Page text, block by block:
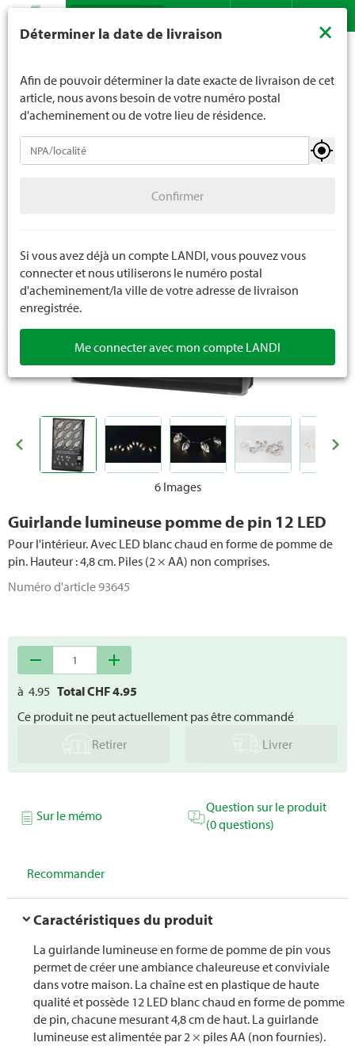
Recherche
6 Images
Guirlande lumineuse pomme de pin 12 LED
Pour l'intérieur. Avec LED blanc chaud en forme de pomme de
pin. Hauteur : 4,8 cm. Piles (2 × AA) non comprises.
Numéro d'article93645
remove add
à 4.95 Total CHF4.95
Ce produit ne peut actuellement pas être commandé
Retirer
Livrer
Sur le mémo
Question sur le produit
(0 questions)
Recommander
Caractéristiques du produit
La guirlande lumineuse en forme de pomme de pin vous
permet de créer une ambiance chaleureuse et conviviale
dans votre maison. La chaîne est en plastique de haute
qualité et possède 12 LED blanc chaud en forme de pomme
de pin, chacune mesurant 4,8 cm de haut. La guirlande
lumineuse est alimentée par 2 × piles AA (non fournies).
Éclairages de Noël
Éclairages de Noël extensible 230V
Éclairages de Noël extensible 24V
Éclairage de Noël utilisation avec piles
Accessoire pour éclairage de Noël
Déterminer la date de livraison ×
Afin de pouvoir déterminer la date exacte de livraison de cet
article, nous avons besoin de votre numéro postal
d'acheminement ou de votre lieu de résidence.
Confirmer
Si vous avez déjà un compte LANDI, vous pouvez vous
connecter et nous utiliserons le numéro postal
d'acheminement/la ville de votre adresse de livraison
enregistrée.
Me connecter avec mon compte LANDI
moins de 16 ans. La limite d'âge est de 18 ans pour les
nous indiquez votre âge de manière contraignante.